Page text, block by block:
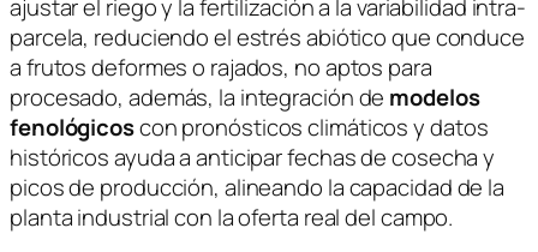
ajustar el riego y la fertilización a la variabilidad intra-
parcela, reduciendo el estrés abiótico que conduce
a frutos deformes o rajados, no aptos para
procesado, además, la integración de modelos
fenológicoscon pronósticos climáticos y datos
históricos ayuda a anticipar fechas de cosecha y
picos de producción, alineando la capacidad de la
planta industrial con la oferta real del campo.